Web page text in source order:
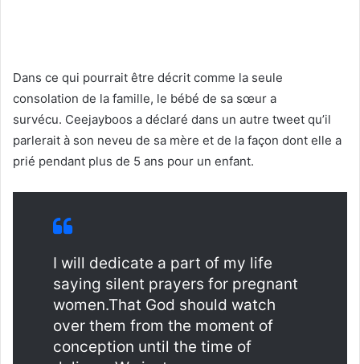
Dans ce qui pourrait être décrit comme la seule
consolation de la famille, le bébé de sa sœur a
survécu. Ceejayboos a déclaré dans un autre tweet qu’il
parlerait à son neveu de sa mère et de la façon dont elle a
prié pendant plus de 5 ans pour un enfant.
I will dedicate a part of my life
saying silent prayers for pregnant
women.That God should watch
over them from the moment of
conception until the time of